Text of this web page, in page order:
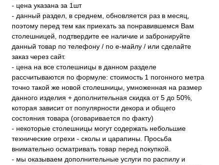
- цена указана за 1шт
- данный раздел, в среднем, обновляется раз в месяц,
поэтому перед тем как приехать за понравившемся Вам
столешницей, подтвердите ее наличие и забронируйте
данный товар по телефону / по е-майлу / или сделайте
заказ через сайт.
- цена на все столешницы в данном разделе
рассчитываются по формуле: стоимость 1 погонного метра
точно такой же новой столешницы, умноженная на размер
данного изделия + дополнительная скидка от 5 до 50%,
которая зависит от популярности декора и общего
состояния товара (оговаривается по факту)
- некоторые столешницы могут содержать небольшие
технические огрехи - сколы и царапины. Просьба
внимательно осматривать товар перед покупкой.
- мы оказываем дополнительные услуги по распилу и